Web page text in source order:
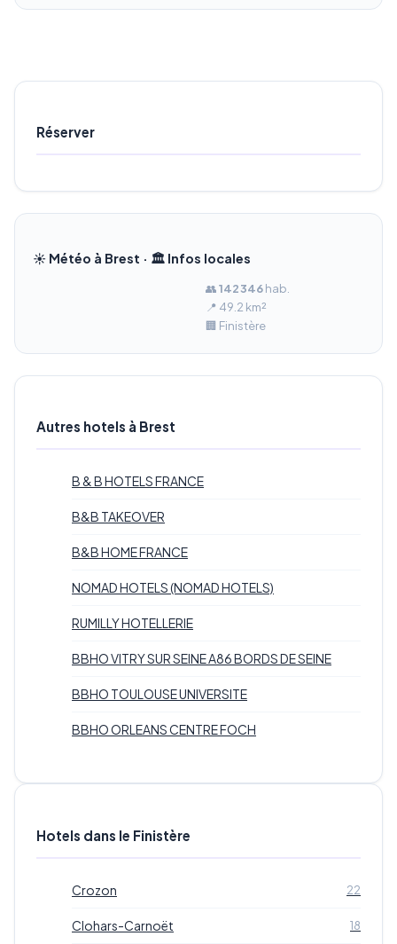
Réserver
☀️ Météo à Brest · 🏛️ Infos locales
👥142 346hab.
📍 49.2 km²
🏢 Finistère
Autres hotels à Brest
B & B HOTELS FRANCE
B&B TAKEOVER
B&B HOME FRANCE
NOMAD HOTELS (NOMAD HOTELS)
RUMILLY HOTELLERIE
BBHO VITRY SUR SEINE A86 BORDS DE SEINE
BBHO TOULOUSE UNIVERSITE
BBHO ORLEANS CENTRE FOCH
Hotels dans le Finistère
Crozon 22
Clohars-Carnoët 18